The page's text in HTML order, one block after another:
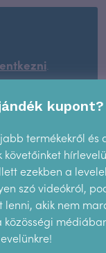
.
kupont?
termékekről és
ezekben a
szó videókról,
lenni, akik nem